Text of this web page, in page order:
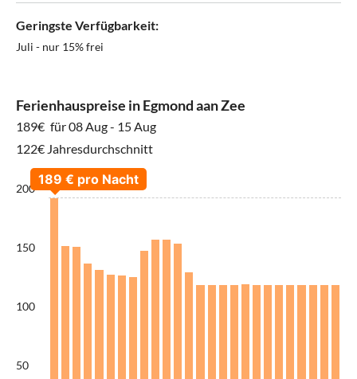
Geringste Verfügbarkeit:
Juli - nur 15% frei
Ferienhauspreise in Egmond aan Zee
189€ für 08 Aug - 15 Aug
122€ Jahresdurchschnitt
200
150
100
50